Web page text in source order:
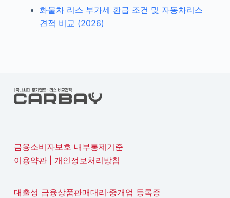
화물차 리스 부가세 환급 조건 및 자동차리스
견적 비교 (2026)
금융소비자보호 내부통제기준
이용약관| 개인정보처리방침
대출성 금융상품판매대리·중개업 등록증